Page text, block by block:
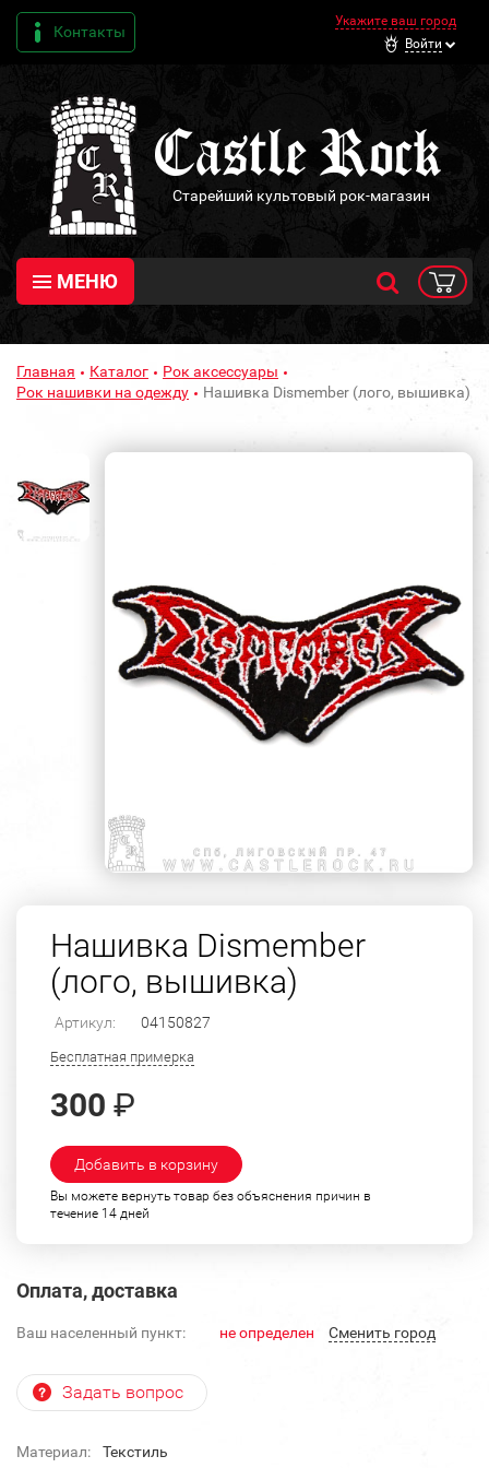
Контакты
Укажите ваш город
Войти
Старейший культовый рок-магазин
МЕНЮ
Главная Каталог
Рок аксессуары
Рок нашивки на одежду
Нашивка Dismember (лого, вышивка)
Нашивка Dismember
(лого, вышивка)
Артикул: 04150827
Бесплатная примерка
300 ₽
Добавить в корзину
Вы можете вернуть товар без объяснения причин в
течение 14 дней
Оплата, доставка
Ваш населенный пункт: не определен Cменить город
Задать вопрос
Материал:
Текстиль